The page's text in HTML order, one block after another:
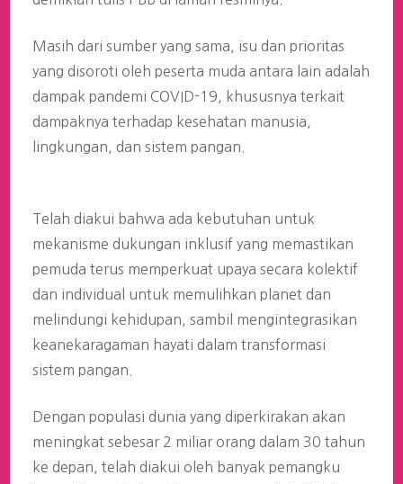
Masih dari sumber yang sama, isu dan prioritas
yang disoroti oleh peserta muda antara lain adalah
dampak pandemi COVID-19, khususnya terkait
dampaknya terhadap kesehatan manusia,
lingkungan, dan sistem pangan.
Telah diakui bahwa ada kebutuhan untuk
mekanisme dukungan inklusif yang memastikan
pemuda terus memperkuat upaya secara kolektif
dan individual untuk memulihkan planet dan
melindungi kehidupan, sambil mengintegrasikan
keanekaragaman hayati dalam transformasi
sistem pangan.
Dengan populasi dunia yang diperkirakan akan
meningkat sebesar 2 miliar orang dalam 30 tahun
ke depan, telah diakui oleh banyak pemangku